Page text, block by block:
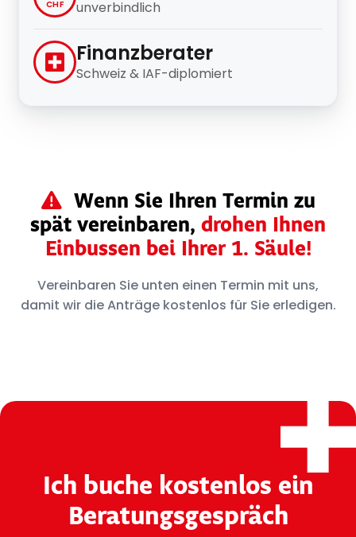
CHF unverbindlich
Finanzberater
Schweiz & IAF-diplomiert
Wenn Sie Ihren Termin zu
spät vereinbaren, drohen Ihnen
Einbussen bei Ihrer 1. Säule!
Vereinbaren Sie unten einen Termin mit uns,
damit wir die Anträge kostenlos für Sie erledigen.
Ich buche kostenlos ein
Beratungsgespräch